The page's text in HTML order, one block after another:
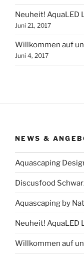
Neuheit! AquaLED
Juni 21, 2017
Willkommen auf
Juni 4, 2017
NEWS &
Aquascaping
Discusfood
Aquascaping by
Neuheit! AquaLED
Willkommen auf